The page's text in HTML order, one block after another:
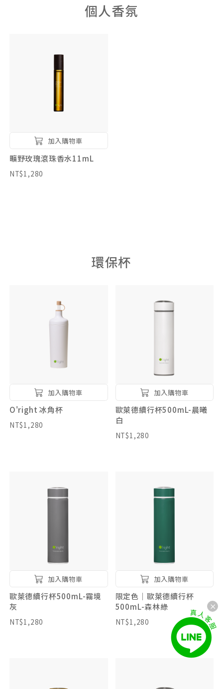
個人香氛
加入購物車
曠野玫瑰滾珠香水11mL
NT$1,280
環保杯
加入購物車
O'right 冰角杯
NT$1,280
加入購物車
歐萊德續行杯500mL-晨曦
白
NT$1,280
加入購物車
歐萊德續行杯500mL-霧境
灰
NT$1,280
加入購物車
限定色｜歐萊德續行杯
500mL-森林綠
NT$1,280